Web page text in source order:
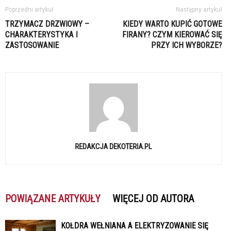
Poprzedni artykuł
TRZYMACZ DRZWIOWY –
CHARAKTERYSTYKA I
ZASTOSOWANIE
Następny artykuł
KIEDY WARTO KUPIĆ GOTOWE
FIRANY? CZYM KIEROWAĆ SIĘ
PRZY ICH WYBORZE?
REDAKCJA DEKOTERIA.PL
POWIĄZANE ARTYKUŁY WIĘCEJ OD AUTORA
KOŁDRA WEŁNIANA A ELEKTRYZOWANIE SIĘ